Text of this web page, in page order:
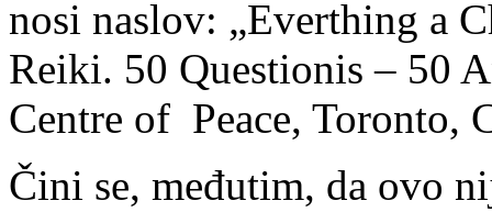
nosi naslov: „Everthing a
Reiki. 50 Questionis – 50
Centre of Peace, Toronto,
Čini se, međutim, da ovo